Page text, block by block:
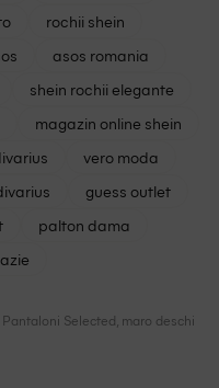
rochii shein
asos romania
shein rochii elegante
magazin online shein
vero moda
guess outlet
palton dama
Pantaloni Selected, maro deschis,